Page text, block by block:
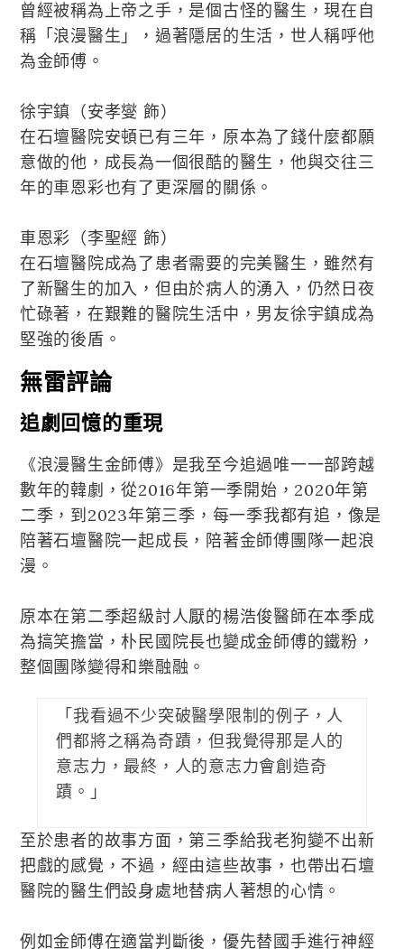
曾經被稱為上帝之手，是個古怪的醫生，現在自
稱「浪漫醫生」，過著隱居的生活，世人稱呼他
為金師傅。
徐宇鎮（安孝燮 飾）
在石壇醫院安頓已有三年，原本為了錢什麼都願
意做的他，成長為一個很酷的醫生，他與交往三
年的車恩彩也有了更深層的關係。
車恩彩（李聖經 飾）
在石壇醫院成為了患者需要的完美醫生，雖然有
了新醫生的加入，但由於病人的湧入，仍然日夜
忙碌著，在艱難的醫院生活中，男友徐宇鎮成為
堅強的後盾。
無雷評論
追劇回憶的重現
《浪漫醫生金師傅》是我至今追過唯一一部跨越
數年的韓劇，從2016年第一季開始，2020年第
二季，到2023年第三季，每一季我都有追，像是
陪著石壇醫院一起成長，陪著金師傅團隊一起浪
漫。
原本在第二季超級討人厭的楊浩俊醫師在本季成
為搞笑擔當，朴民國院長也變成金師傅的鐵粉，
整個團隊變得和樂融融。
「我看過不少突破醫學限制的例子，人
們都將之稱為奇蹟，但我覺得那是人的
意志力，最終，人的意志力會創造奇
蹟。」
至於患者的故事方面，第三季給我老狗變不出新
把戲的感覺，不過，經由這些故事，也帶出石壇
醫院的醫生們設身處地替病人著想的心情。
例如金師傅在適當判斷後，優先替國手進行神經